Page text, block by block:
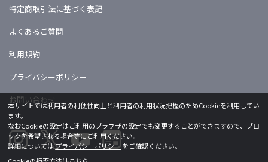
特定商取引法に基づく表記
よくあるご質問
利用規約
プライバシーポリシー
お問い合わせ
本サイトでは利用者の利便性向上と利用者の利用状況把握のためCookieを利用してい
ます。
なおCookieの設定はご利用のブラウザの設定でも変更することができますので、ブロ
ックを希望される場合等にご利用ください。
詳細についてはプライバシーポリシーをご確認ください。